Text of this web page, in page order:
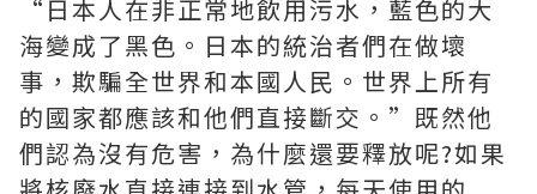
“日本人在非正常地飲用污水，藍色的大
海變成了黑色。日本的統治者們在做壞
事，欺騙全世界和本國人民。世界上所有
的國家都應該和他們直接斷交。”既然他
們認為沒有危害，為什麼還要釋放呢?如果